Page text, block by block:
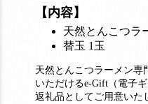
【内容】
天然とんこつラ
替玉 1玉
天然とんこつラーメン専
いただけるe-Gift（電子
返礼品としてご用意いた